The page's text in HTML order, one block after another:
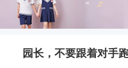
园长，不要跟着对手